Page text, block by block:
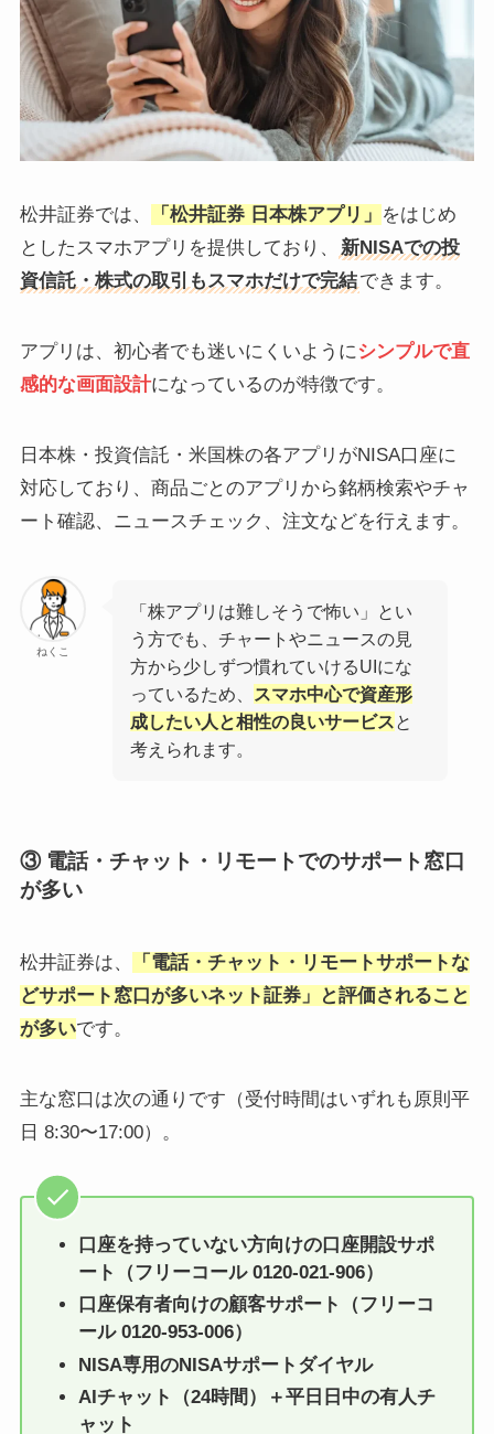
松井証券では、 「松井証券 日本株アプリ」 をはじめ
としたスマホアプリを提供しており、
新NISAでの投
資信託・株式の取引もスマホだけで完結できます。
アプリは、初心者でも迷いにくいようにシンプルで直
感的な画面設計になっているのが特徴です。
日本株・投資信託・米国株の各アプリがNISA口座に
対応しており、商品ごとのアプリから銘柄検索やチャ
ート確認、ニュースチェック、注文などを行えます。
ねくこ
「株アプリは難しそうで怖い」とい
う方でも、チャートやニュースの見
方から少しずつ慣れていけるUIにな
っているため、
スマホ中心で資産形
成したい人と相性の良いサービスと
考えられます。
③ 電話・チャット・リモートでのサポート窓口
が多い
松井証券は、
「電話・チャット・リモートサポートな
どサポート窓口が多いネット証券」と評価されること
が多いです。
主な窓口は次の通りです（受付時間はいずれも原則平
日 8:30〜17:00）。
口座を持っていない方向けの口座開設サポ
ート（フリーコール 0120-021-906）
口座保有者向けの顧客サポート（フリーコ
ール 0120-953-006）
NISA専用のNISAサポートダイヤル
AIチャット（24時間）＋平日日中の有人チ
ャット